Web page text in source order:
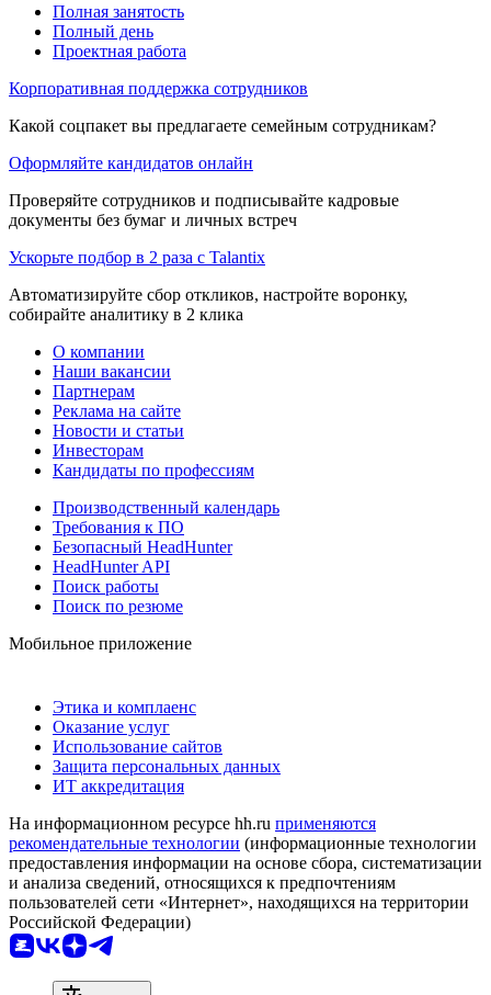
Полная занятость
Полный день
Проектная работа
Корпоративная поддержка сотрудников
Какой соцпакет вы предлагаете семейным сотрудникам?
Оформляйте кандидатов онлайн
Проверяйте сотрудников и подписывайте кадровые
документы без бумаг и личных встреч
Ускорьте подбор в 2 раза с Talantix
Автоматизируйте сбор откликов, настройте воронку,
собирайте аналитику в 2 клика
О компании
Наши вакансии
Партнерам
Реклама на сайте
Новости и статьи
Инвесторам
Кандидаты по профессиям
Производственный календарь
Требования к ПО
Безопасный HeadHunter
HeadHunter API
Поиск работы
Поиск по резюме
Мобильное приложение
Этика и комплаенс
Оказание услуг
Использование сайтов
Защита персональных данных
ИТ аккредитация
На информационном ресурсе hh.ru применяются
рекомендательные технологии (информационные технологии
предоставления информации на основе сбора, систематизации
и анализа сведений, относящихся к предпочтениям
пользователей сети «Интернет», находящихся на территории
Российской Федерации)